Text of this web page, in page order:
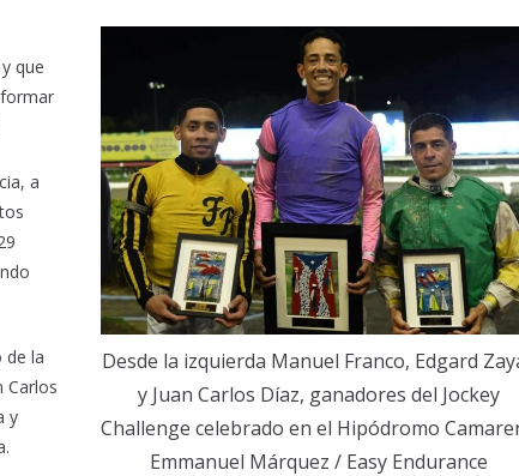
Desde la izquierda Manuel Franco, Edgard
y Juan Carlos Díaz, ganadores del Jockey
Challenge celebrado en el Hipódromo
Emmanuel Márquez / Easy Endurance
que
a
de la
Carlos
y